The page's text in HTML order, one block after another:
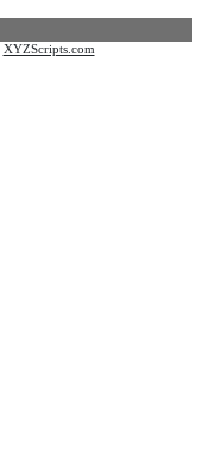
XYZScripts.com